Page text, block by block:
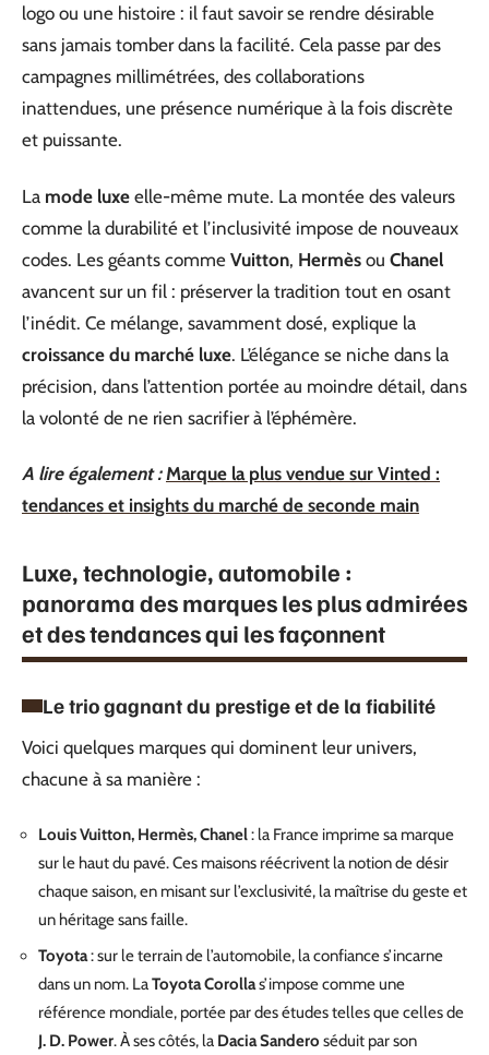
logo ou une histoire : il faut savoir se rendre désirable
sans jamais tomber dans la facilité. Cela passe par des
campagnes millimétrées, des collaborations
inattendues, une présence numérique à la fois discrète
et puissante.
La mode luxe elle-même mute. La montée des valeurs
comme la durabilité et l’inclusivité impose de nouveaux
codes. Les géants comme Vuitton, Hermès ou Chanel
avancent sur un fil : préserver la tradition tout en osant
l’inédit. Ce mélange, savamment dosé, explique la
croissance du marché luxe. L’élégance se niche dans la
précision, dans l’attention portée au moindre détail, dans
la volonté de ne rien sacrifier à l’éphémère.
A lire également : Marque la plus vendue sur Vinted :
tendances et insights du marché de seconde main
Luxe, technologie, automobile :
panorama des marques les plus admirées
et des tendances qui les façonnent
Le trio gagnant du prestige et de la fiabilité
Voici quelques marques qui dominent leur univers,
chacune à sa manière :
Louis Vuitton, Hermès, Chanel: la France imprime sa marque
sur le haut du pavé. Ces maisons réécrivent la notion de désir
chaque saison, en misant sur l’exclusivité, la maîtrise du geste et
un héritage sans faille.
Toyota: sur le terrain de l’automobile, la confiance s’incarne
dans un nom. LaToyota Corollas’impose comme une
référence mondiale, portée par des études telles que celles de
J. D. Power. À ses côtés, la Dacia Sandero séduit par son